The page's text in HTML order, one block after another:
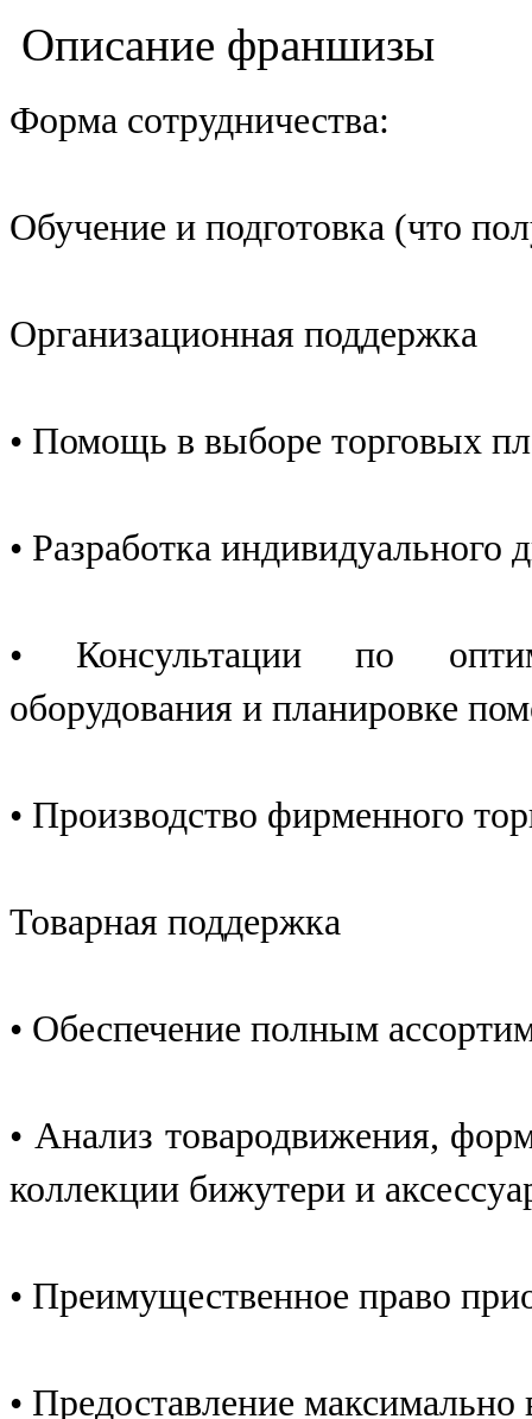
Описание франшизы
Форма сотрудничества:
Обучение и подготовка (что
Организационная поддержка
• Помощь в выборе торговых
• Разработка индивидуального
• Консультации по
оборудования и планировке
• Производство фирменного
Товарная поддержка
• Обеспечение полным
• Анализ товародвижения,
коллекции бижутери и
• Преимущественное право
• Предоставление